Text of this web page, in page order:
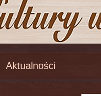
Aktualności